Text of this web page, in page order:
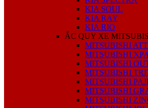
KIA SOUL
KIA RAY
KIA RIO
ẮC QUY XE
MITSUBISHI
MITSUBISHI
MITSUBISHI
MITSUBISHI
MITSUBISHI
MITSUBISHI
MITSUBISHI